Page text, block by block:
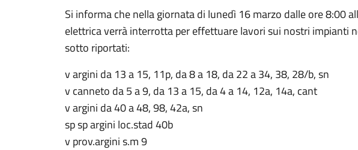
Si informa che nella giornata di lunedì 16 marzo dalle ore 8:00
elettrica verrà interrotta per effettuare lavori sui nostri impianti
sotto riportati:
v argini da 13 a 15, 11p, da 8 a 18, da 22 a 34, 38, 28/b, sn
v canneto da 5 a 9, da 13 a 15, da 4 a 14, 12a, 14a, cant
v argini da 40 a 48, 98, 42a, sn
sp sp argini loc.stad 40b
v prov.argini s.m 9